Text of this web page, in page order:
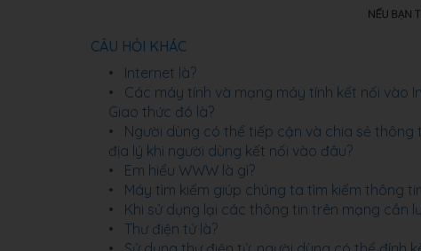
CÂU HỎI KHÁC
Internet là?
Các máy tính và mạng máy tính kết nối vào
Giao thức đó là?
Người dùng có thể tiếp cận và chia sẻ
địa lý khi người dùng kết nối vào đâu?
Em hiểu WWW là gì?
Máy tìm kiếm giúp chúng ta tìm kiếm thông
Khi sử dụng lại các thông tin trên mạng cần
Thư điện tử là?